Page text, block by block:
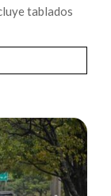
tablados